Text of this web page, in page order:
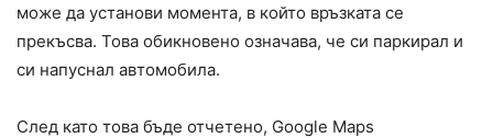
може да установи момента, в който връзката се
прекъсва. Това обикновено означава, че си паркирал и
си напуснал автомобила.
След като това бъде отчетено, Google Maps